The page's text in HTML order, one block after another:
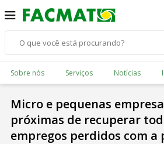
Sobre nós Serviços Notícias
Micro e pequenas
próximas de recuperar
empregos perdidos com a